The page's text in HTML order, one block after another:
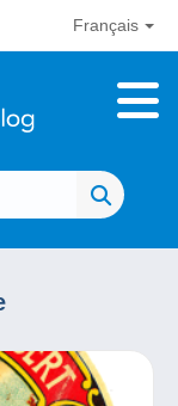
Français